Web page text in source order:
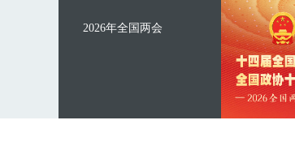
2026年全国两会